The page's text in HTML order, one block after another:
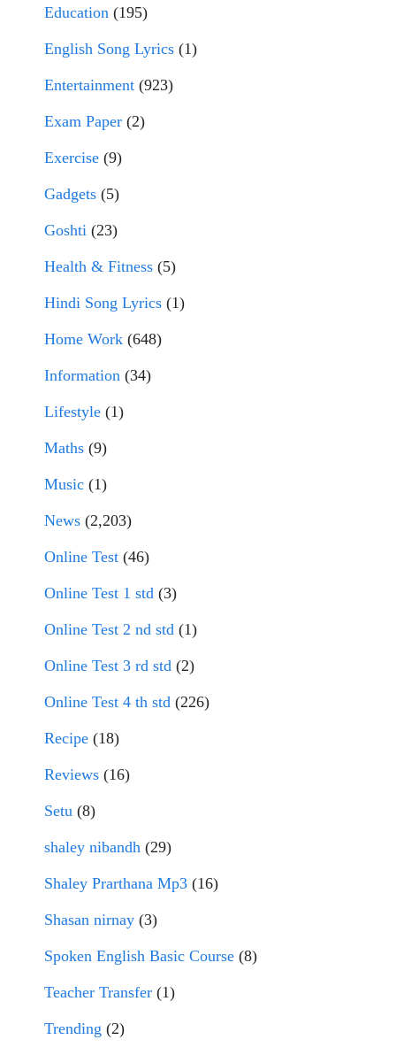
Education (195)
English Song Lyrics (1)
Entertainment (923)
Exam Paper (2)
Exercise (9)
Gadgets (5)
Goshti (23)
Health & Fitness (5)
Hindi Song Lyrics (1)
Home Work (648)
Information (34)
Lifestyle (1)
Maths (9)
Music (1)
News (2,203)
Online Test (46)
Online Test 1 std (3)
Online Test 2 nd std (1)
Online Test 3 rd std (2)
Online Test 4 th std (226)
Recipe (18)
Reviews (16)
Setu (8)
shaley nibandh (29)
Shaley Prarthana Mp3 (16)
Shasan nirnay (3)
Spoken English Basic Course (8)
Teacher Transfer (1)
Trending (2)